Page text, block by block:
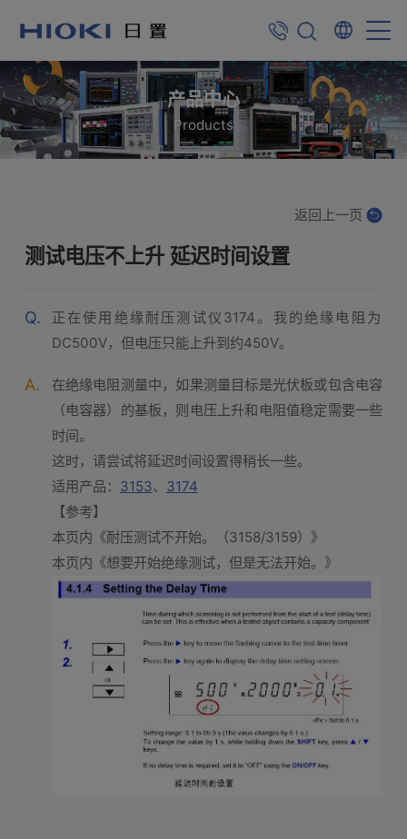
产品中心
Products
测试电压不上升 延迟时间设置
返回上一页
Q.
正在使用绝缘耐压测试仪3174。我的绝缘电阻为
DC500V，但电压只能上升到约450V。
A.
在绝缘电阻测量中，如果测量目标是光伏板或包含电容
（电容器）的基板，则电压上升和电阻值稳定需要一些
时间。
这时，请尝试将延迟时间设置得稍长一些。
适用产品： 3153、 3174
【参考】
本页内《耐压测试不开始。（3158/3159）》
本页内《想要开始绝缘测试，但是无法开始。》